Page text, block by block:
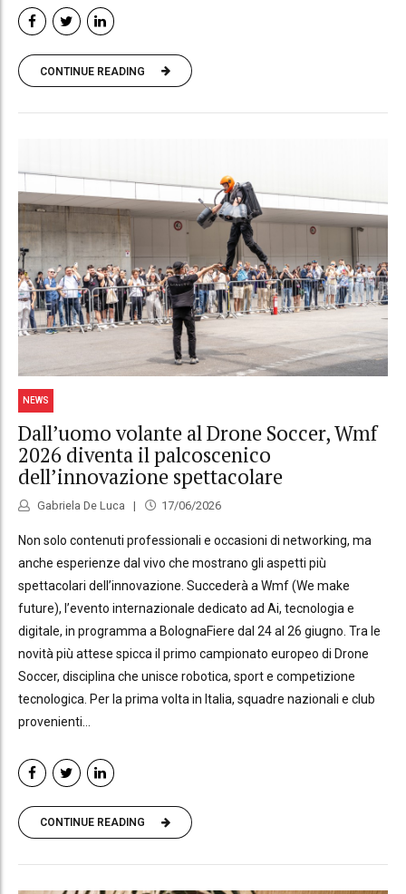
CONTINUE READING
NEWS
Dall’uomo volante al Drone Soccer, Wmf
2026 diventa il palcoscenico
dell’innovazione spettacolare
Gabriela De Luca 17/06/2026
Non solo contenuti professionali e occasioni di networking, ma
anche esperienze dal vivo che mostrano gli aspetti più
spettacolari dell’innovazione. Succederà a Wmf (We make
future), l’evento internazionale dedicato ad Ai, tecnologia e
digitale, in programma a BolognaFiere dal 24 al 26 giugno. Tra le
novità più attese spicca il primo campionato europeo di Drone
Soccer, disciplina che unisce robotica, sport e competizione
tecnologica. Per la prima volta in Italia, squadre nazionali e club
provenienti...
CONTINUE READING